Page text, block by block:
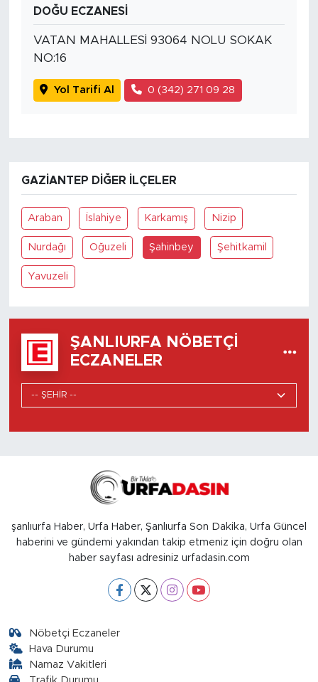
DOĞU ECZANESİ
VATAN MAHALLESİ 93064 NOLU SOKAK
NO:16
Yol Tarifi Al 0 (342) 271 09 28
GAZIANTEP DIĞER İLÇELER
Araban İslahiye Karkamış Nizip
Nurdağı Oğuzeli Şahinbey Şehitkamil
Yavuzeli
ŞANLIURFA NÖBETÇI
ECZANELER
şanlıurfa Haber, Urfa Haber, Şanlıurfa Son Dakika, Urfa Güncel
haberini ve gündemi yakından takip etmeniz için doğru olan
haber sayfası adresiniz urfadasin.com
Nöbetçi Eczaneler
Hava Durumu
Namaz Vakitleri